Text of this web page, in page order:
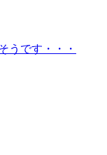
うです・・・